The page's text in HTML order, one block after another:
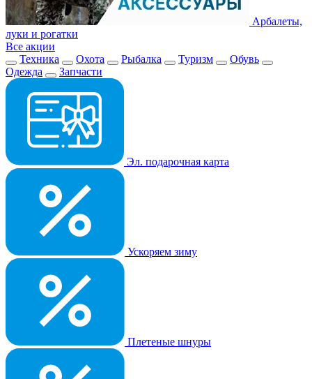
Арбалеты,
луки и рогатки
Все акции
Техника
Охота Рыбалка Туризм
Обувь
Одежда
Запчасти
Эл. подарочная карта
Ускоряем зиму
Плетеные шнуры